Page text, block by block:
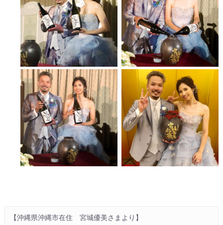
【沖縄県沖縄市在住　宮城優美さまより】